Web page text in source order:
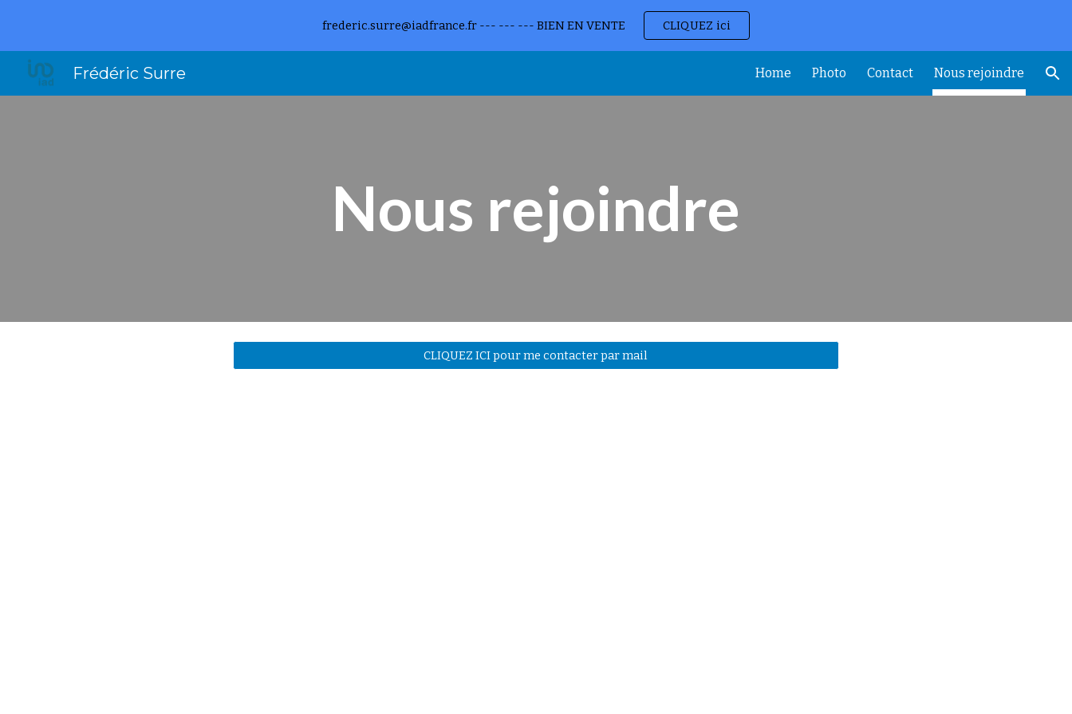
Skip to main content Skip to navigation
frederic.surre@iadfrance.fr --- --- --- BIEN EN VENTE CLIQUEZ ici
Frédéric Surre Home Photo Contact Nous rejoindre
Nous rejoindre
CLIQUEZ ICI pour me contacter par mail